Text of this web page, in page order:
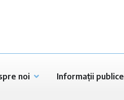
noi Informații publice